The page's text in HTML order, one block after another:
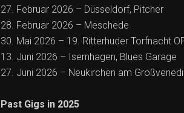
27. Februar 2026 – Düsseldorf, Pitcher
28. Februar 2026 – Meschede
30. Mai 2026 – 19. Ritterhuder Torfnacht
13. Juni 2026 – Isernhagen, Blues Garage
27. Juni 2026 – Neukirchen am
Past Gigs in 2025